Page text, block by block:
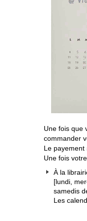
Une fois que
commander
Le payement
Une fois
À la
[lundi,
samedis
Les